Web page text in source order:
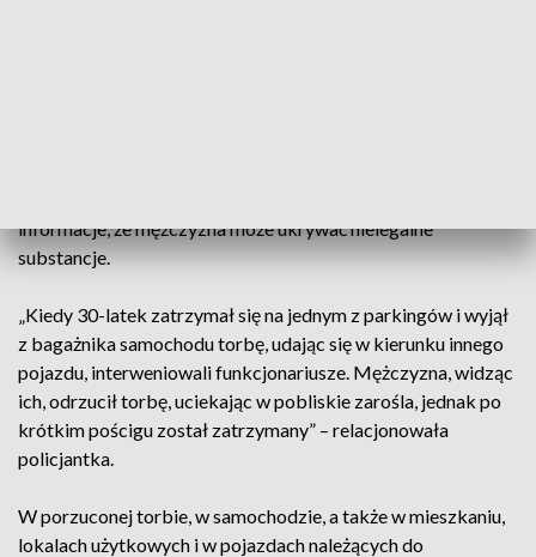
informacje, że mężczyzna może ukrywać nielegalne
substancje.
„Kiedy 30-latek zatrzymał się na jednym z parkingów i wyjął
z bagażnika samochodu torbę, udając się w kierunku innego
pojazdu, interweniowali funkcjonariusze. Mężczyzna, widząc
ich, odrzucił torbę, uciekając w pobliskie zarośla, jednak po
krótkim pościgu został zatrzymany” – relacjonowała
policjantka.
W porzuconej torbie, w samochodzie, a także w mieszkaniu,
lokalach użytkowych i w pojazdach należących do